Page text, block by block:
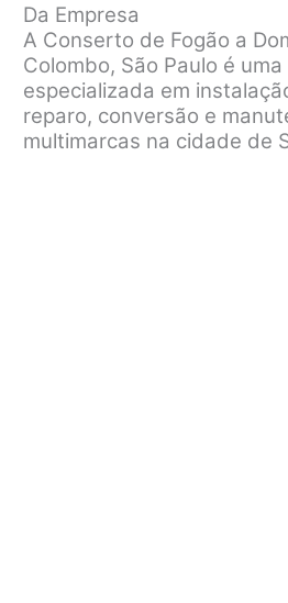
Da Empresa
A Conserto de Fogão a
Colombo, São Paulo é
especializada em
reparo, conversão e
multimarcas na cidade de